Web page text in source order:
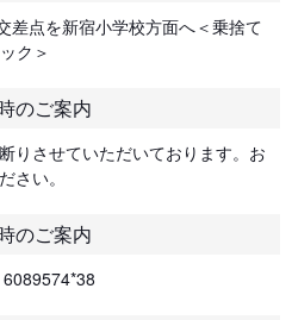
差点を新宿小学校方面へ＜乗捨て
ク＞
のご案内
りさせていただいております。お
さい。
のご案内